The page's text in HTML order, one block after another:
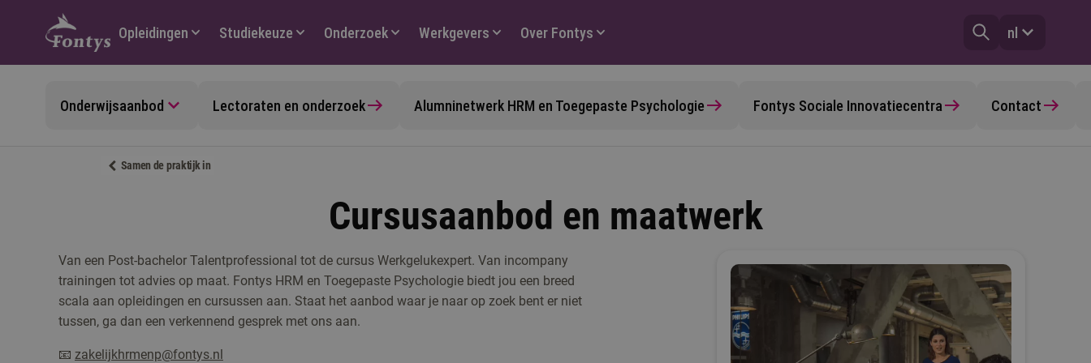
Hoofdmenu
Opleidingen Studiekeuze Onderzoek Werkgevers Over Fontys nl
Onderwijsaanbod Lectoraten en onderzoek Alumninetwerk HRM en Toegepaste Psychologie Fontys Sociale Innovatiecentra Contact
Samen de praktijk in
Cursusaanbod en maatwerk
Van een Post-bachelor Talentprofessional tot de cursus Werkgelukexpert. Van incompany
trainingen tot advies op maat. Fontys HRM en Toegepaste Psychologie biedt jou een breed
scala aan opleidingen en cursussen aan. Staat het aanbod waar je naar op zoek bent er niet
tussen, ga dan een verkennend gesprek met ons aan.
📧 zakelijkhrmenp@fontys.nl